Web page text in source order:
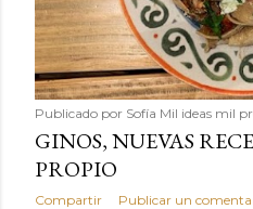
Publicado por Sofía Mil ideas mil
GINOS, NUEVAS
PROPIO
Compartir Publicar un